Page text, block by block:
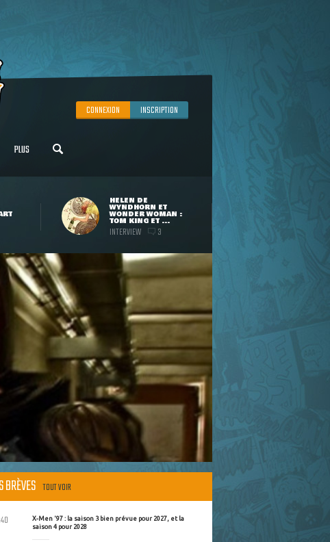
CONNEXION INSCRIPTION
PLUS
HELEN DE
WYNDHORN ET
WONDER WOMAN :
TOM KING ET ...
INTERVIEW 3
BRÈVES TOUT VOIR
X-Men '97 : la saison 3 bien prévue pour 2027, et la
saison 4 pour 2028